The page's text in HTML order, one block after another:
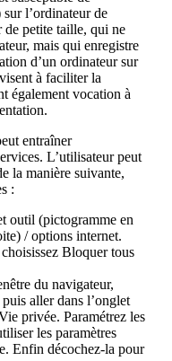
l’ordinateur de
petite taille, qui ne
mais qui enregistre
d’un ordinateur sur
à faciliter la
également vocation à
entraîner
L’utilisateur peut
la manière suivante,
:
outil (pictogramme en
/ options internet.
Bloquer tous
du navigateur,
aller dans l’onglet
privée. Paramétrez les
les paramètres
Enfin décochez-la pour